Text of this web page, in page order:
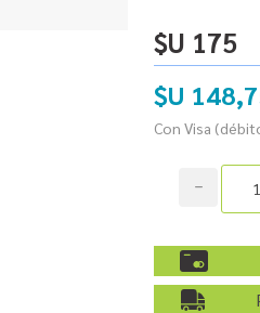
$U 175
$U
Con Visa
h